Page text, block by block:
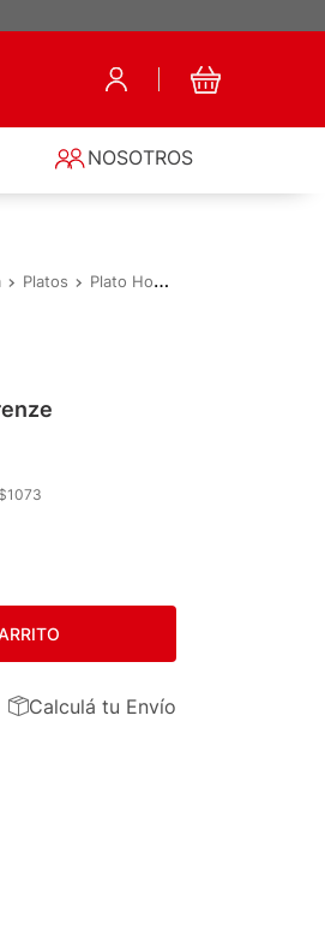
NOSOTROS
Platos Plato Hondo Durax Firenze
1073
Calculá tu Envío